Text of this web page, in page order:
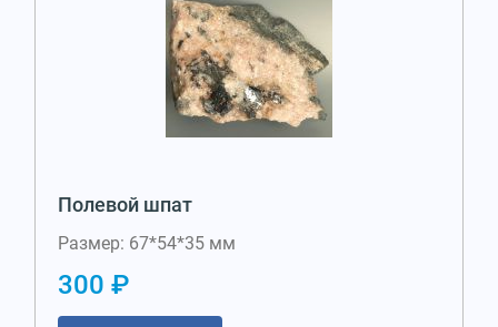
Полевой шпат
Размер: 67*54*35 мм
300 ₽